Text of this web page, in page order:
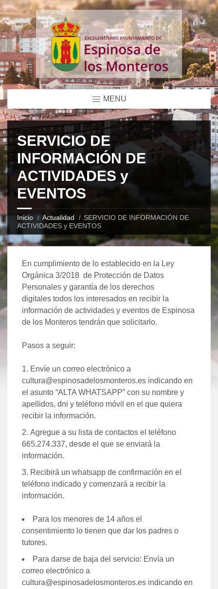
MENU
SERVICIO DE
INFORMACIÓN DE
ACTIVIDADES y
EVENTOS
Inicio Actualidad
SERVICIO DE INFORMACIÓN DE
ACTIVIDADES y EVENTOS
En cumplimiento de lo establecido en la Ley
Orgánica 3/2018 de Protección de Datos
Personales y garantía de los derechos
digitales todos los interesados en recibir la
información de actividades y eventos de Espinosa
de los Monteros tendrán que solicitarlo.
Pasos a seguir:
Envíe un correo electrónico a
cultura@espinosadelosmonteros.es indicando en
el asunto “ALTA WHATSAPP” con su nombre y
apellidos, dni y teléfono móvil en el que quiera
recibir la información.
Agregue a su lista de contactos el teléfono
665.274.337, desde el que se enviará la
información.
Recibirá un whatsapp de confirmación en el
teléfono indicado y comenzará a recibir la
información.
Para los menores de 14 años el
consentimiento lo tienen que dar los padres o
tutores.
Para darse de baja del servicio: Envía un
correo electrónico a
cultura@espinosadelosmonteros.es indicando en